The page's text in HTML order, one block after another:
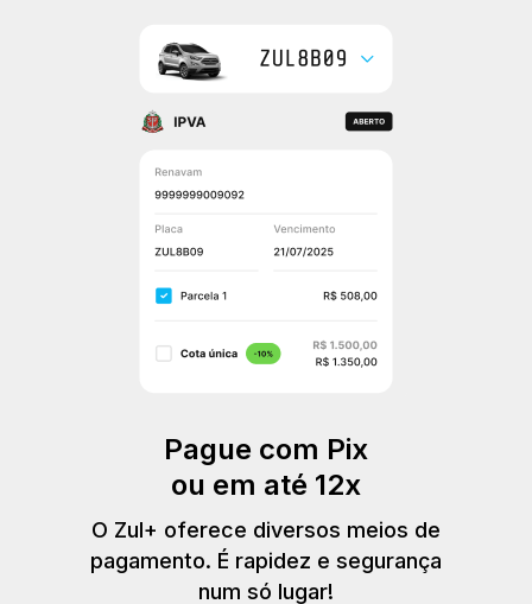
Pague com Pix
ou em até 12x
O Zul+ oferece diversos meios de
pagamento. É rapidez e segurança
num só lugar!